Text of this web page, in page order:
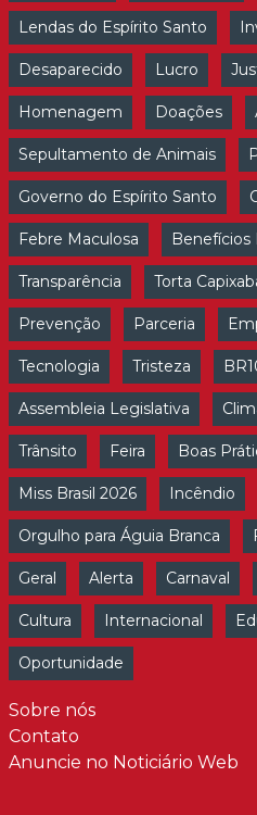
Lendas do Espírito Santo
Desaparecido Lucro
Homenagem Doações
Sepultamento de Animais
Governo do Espírito Santo
Febre Maculosa Benefícios
Transparência Torta
Prevenção Parceria
Tecnologia Tristeza
Assembleia Legislativa
Trânsito Feira Boas
Miss Brasil 2026 Incêndio
Orgulho para Águia Branca
Geral Alerta Carnaval
Cultura Internacional
Oportunidade
Sobre nós
Contato
Anuncie no Noticiário Web